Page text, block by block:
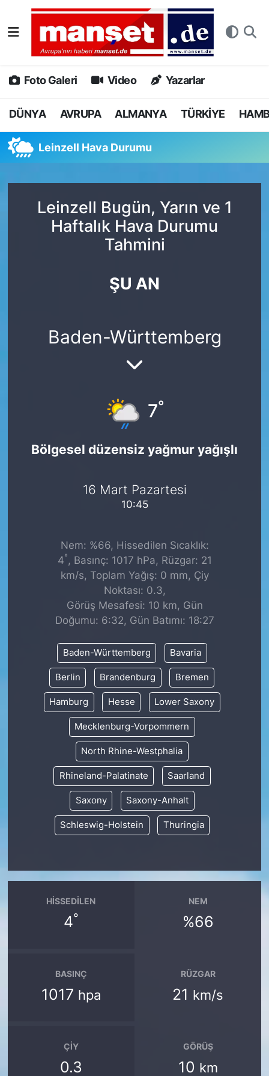
Foto Galeri Video Yazarlar
DÜNYA AVRUPA ALMANYA TÜRKİYE
Leinzell Hava Durumu
Leinzell Bugün, Yarın ve 1
Haftalık Hava Durumu
Tahmini
ŞU AN
Baden-Württemberg
7°
Bölgesel düzensiz yağmur yağışlı
16 Mart Pazartesi
10:45
Nem: %66, Hissedilen Sıcaklık:
4° , Basınç: 1017 hPa, Rüzgar: 21
km/s, Toplam Yağış: 0 mm, Çiy
Noktası: 0.3,
Görüş Mesafesi: 10 km, Gün
Doğumu: 6:32, Gün Batımı: 18:27
Baden-Württemberg Bavaria
Berlin Brandenburg Bremen
Hamburg Hesse Lower Saxony
Mecklenburg-Vorpommern
North Rhine-Westphalia
Rhineland-Palatinate Saarland
Saxony Saxony-Anhalt
Schleswig-Holstein Thuringia
HISSEDILEN
4°
NEM
%66
BASINÇ
1017 hpa
RÜZGAR
21 km/s
ÇIY
0.3
GÖRÜŞ
10 km
DÜNYA
AVRUPA
ALMANYA
SPOR
DEUTSCH
Nöbetçi Eczaneler
Hava Durumu
Namaz Vakitleri
Tüm Manşetler
Son Dakika Haberleri